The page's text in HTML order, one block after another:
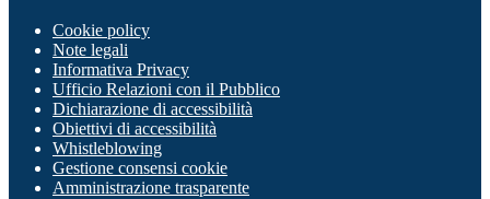
Cookie policy
Note legali
Informativa Privacy
Ufficio Relazioni con il Pubblico
Dichiarazione di accessibilità
Obiettivi di accessibilità
Whistleblowing
Gestione consensi cookie
Amministrazione trasparente